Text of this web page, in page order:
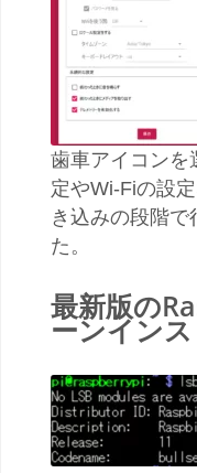
歯車アイコンを
定やWi-Fiの設
き込みの段階で
た。
最新版の
ーンイン